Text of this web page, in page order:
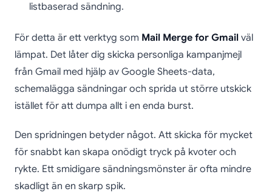
listbaserad sändning.
För detta är ett verktyg som Mail Merge for Gmail väl
lämpat. Det låter dig skicka personliga kampanjmejl
från Gmail med hjälp av Google Sheets-data,
schemalägga sändningar och sprida ut större utskick
istället för att dumpa allt i en enda burst.
Den spridningen betyder något. Att skicka för mycket
för snabbt kan skapa onödigt tryck på kvoter och
rykte. Ett smidigare sändningsmönster är ofta mindre
skadligt än en skarp spik.